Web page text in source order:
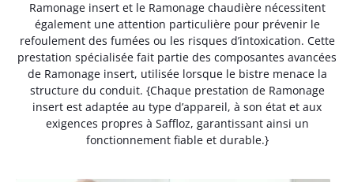
Ramonage insert et le Ramonage chaudière nécessitent
également une attention particulière pour prévenir le
refoulement des fumées ou les risques d’intoxication. Cette
prestation spécialisée fait partie des composantes avancées
de Ramonage insert, utilisée lorsque le bistre menace la
structure du conduit. {Chaque prestation de Ramonage
insert est adaptée au type d’appareil, à son état et aux
exigences propres à Saffloz, garantissant ainsi un
fonctionnement fiable et durable.}